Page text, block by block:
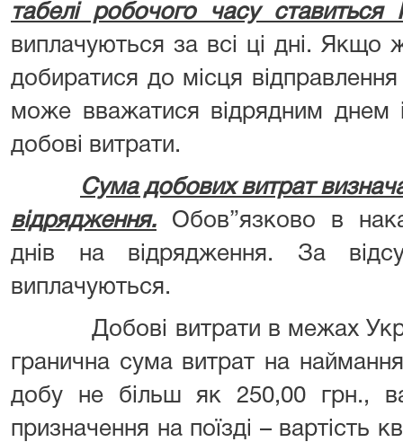
табелі робочого часу ставиться
виплачуються за всі ці дні. Якщо
добиратися до місця
може вважатися відрядним днем
добові витрати.
Сума добових витрат
відрядження. Обов”язково в
днів на відрядження. За
виплачуються.
Добові витрати в межах
гранична сума витрат на
добу не більш як 250,00 грн.,
призначення на поїзді – вартість